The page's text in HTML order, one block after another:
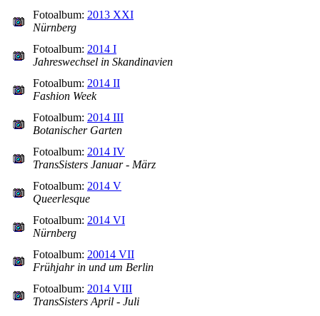
Fotoalbum: 2013 XXI
Nürnberg
Fotoalbum: 2014 I
Jahreswechsel in Skandinavien
Fotoalbum: 2014 II
Fashion Week
Fotoalbum: 2014 III
Botanischer Garten
Fotoalbum: 2014 IV
TransSisters Januar - März
Fotoalbum: 2014 V
Queerlesque
Fotoalbum: 2014 VI
Nürnberg
Fotoalbum: 20014 VII
Frühjahr in und um Berlin
Fotoalbum: 2014 VIII
TransSisters April - Juli